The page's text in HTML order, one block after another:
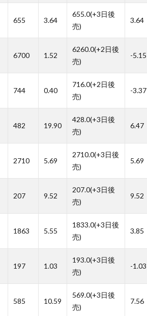
655 3.64
655.0(+3日後
売)
3.64
6700 1.52
6260.0(+2日後
売)
-5.15
744 0.40
716.0(+2日後
売)
-3.37
482 19.90
428.0(+3日後
売)
6.47
2710 5.69
2710.0(+3日後
売)
5.69
207 9.52
207.0(+3日後
売)
9.52
1863 5.55
1833.0(+3日後
売)
3.85
197 1.03
193.0(+3日後
売)
-1.03
585 10.59
569.0(+3日後
売)
7.56